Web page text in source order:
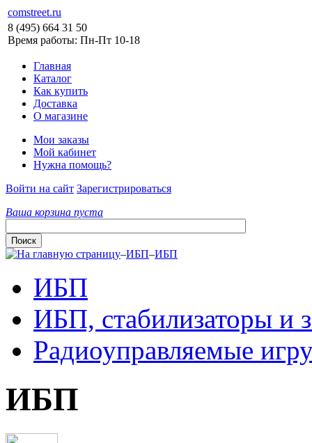
comstreet.ru
8 (495) 664 31 50
Время работы: Пн-Пт 10-18
Главная
Каталог
Как купить
Доставка
О магазине
Мои заказы
Мой кабинет
Нужна помощь?
Войти на сайт Зарегистрироваться
Ваша корзина пуста
–ИБП–ИБП
ИБП
ИБП, стабилизаторы и
Радиоуправляемые
ИБП